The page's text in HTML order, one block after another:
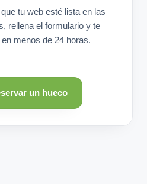
tu web esté lista en las
rellena el formulario y te
menos de 24 horas.
un hueco